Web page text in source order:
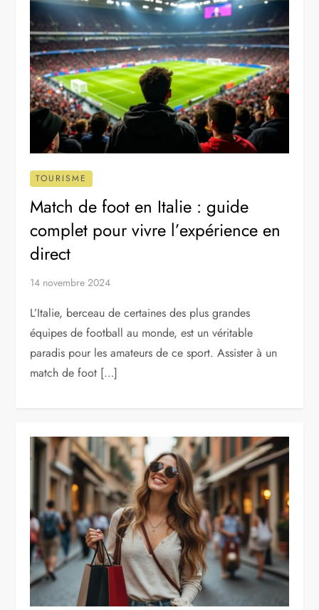
TOURISME
Match de foot en Italie : guide
complet pour vivre l’expérience en
direct
14 novembre 2024
L’Italie, berceau de certaines des plus grandes
équipes de football au monde, est un véritable
paradis pour les amateurs de ce sport. Assister à un
match de foot […]